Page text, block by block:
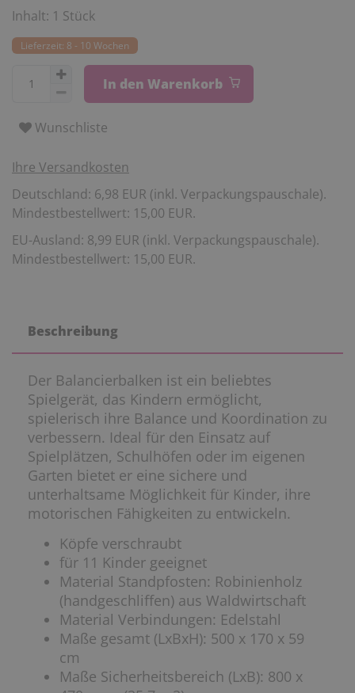
Inhalt: 1 Stück
Lieferzeit: 8 - 10 Wochen
In den Warenkorb
Wunschliste
Ihre Versandkosten
Deutschland: 6,98 EUR (inkl. Verpackungspauschale).
Mindestbestellwert: 15,00 EUR.
EU-Ausland: 8,99 EUR (inkl. Verpackungspauschale).
Mindestbestellwert: 15,00 EUR.
Beschreibung
Der Balancierbalken ist ein beliebtes
Spielgerät, das Kindern ermöglicht,
spielerisch ihre Balance und Koordination zu
verbessern. Ideal für den Einsatz auf
Spielplätzen, Schulhöfen oder im eigenen
Garten bietet er eine sichere und
unterhaltsame Möglichkeit für Kinder, ihre
motorischen Fähigkeiten zu entwickeln.
Köpfe verschraubt
für 11 Kinder geeignet
Material Standpfosten: Robinienholz
(handgeschliffen) aus Waldwirtschaft
Material Verbindungen: Edelstahl
Maße gesamt (LxBxH): 500 x 170 x 59
cm
Maße Sicherheitsbereich (LxB): 800 x